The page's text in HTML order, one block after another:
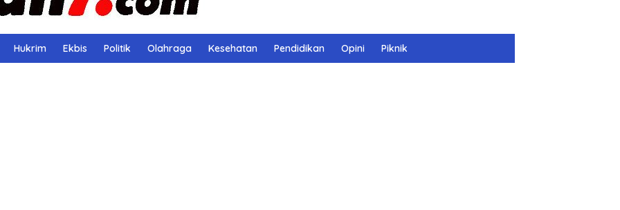
Hukrim Ekbis Politik Olahraga Kesehatan Pendidikan Opini Piknik